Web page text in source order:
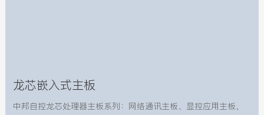
龙芯嵌入式主板
中邦自控龙芯处理器主板系列：网络通讯主板、显控应用主板，